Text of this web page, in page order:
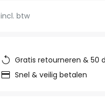
incl. btw
Gratis retourneren & 50
Snel & veilig betalen